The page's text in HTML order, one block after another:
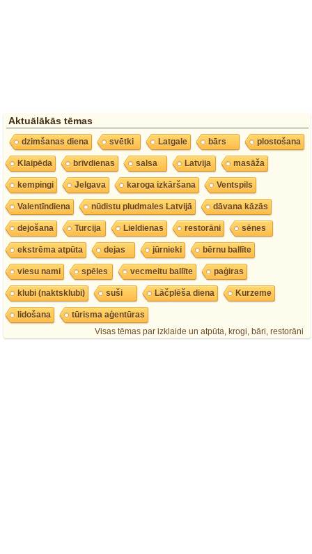
Aktuālākās tēmas
dzimšanas diena svētki Latgale bārs plostošana
Klaipēda brīvdienas salsa Latvija masāža
kempingi Jelgava karoga izkāršana Ventspils
Valentīndiena nūdistu pludmales Latvijā dāvana kāzās
dejošana Turcija Lieldienas restorāni sēnes
ekstrēma atpūta dejas jūrnieki bērnu ballīte
viesu nami spēles vecmeitu ballīte paģiras
klubi (naktsklubi) suši Lāčplēša diena Kurzeme
lidošana
tūrisma aģentūras
Visas tēmas par izklaide un atpūta, krogi, bāri, restorāni